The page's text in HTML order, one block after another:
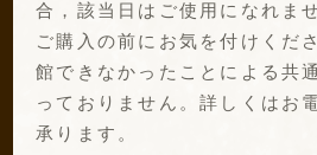
合，該当日はご使用になれま
ご購入の前にお気を付けくだ
館できなかったことによる共
っておりません。詳しくはお
承ります。